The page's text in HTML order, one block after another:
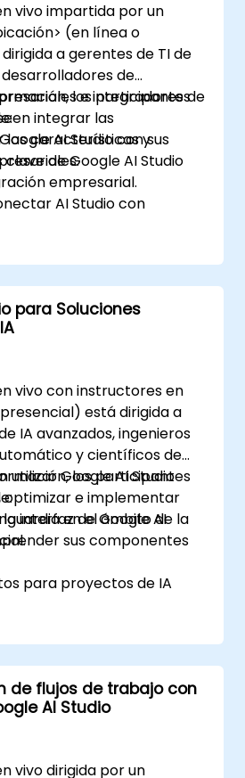
vivo impartida por un
(en línea o
a gerentes de TI de
de
e integradores de
integrar las
AI Studio con sus
los participantes
las características y
de Google AI Studio
empresarial.
AI Studio con
de IA para casos de
del negocio.
de trabajo que integren
de IA en los procesos
dentro de
y optimizar las
para garantizar
y eficiencia.
para Soluciones
vivo con instructores en
está dirigida a
IA avanzados, ingenieros
y científicos de
utilizar Google AI Studio
optimizar e implementar
en el ámbito de la
los participantes
interfaz de Google AI
sus componentes
para proyectos de IA
y ajustar modelos de
mediante AutoML
entrenamiento
de IA como
de flujos de trabajo con
AI Studio
vivo dirigida por un